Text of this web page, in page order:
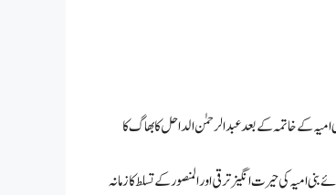
کے خاتمہ کے بعد عبدالرحمٰن الداحل کا بھاگ کا
امیہ کی حیرت انگیز ترقی اور المنصور کے تسلط کا زمانہ